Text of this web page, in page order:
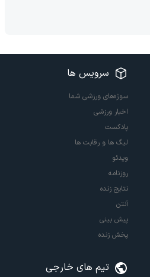
سرویس ها
سوژه‌های ورزشی شما
اخبار ورزشی
پادکست
لیگ ها و رقابت ها
ویدئو
روزنامه
نتایج زنده
آنتن
پیش بینی
پخش زنده
تیم های خارجی